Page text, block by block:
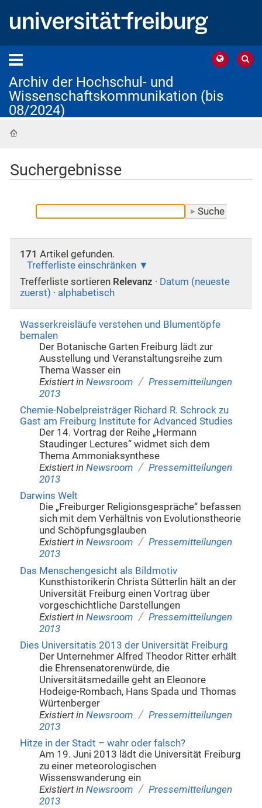
Archiv der Hochschul- und
Wissenschaftskommunikation (bis
08/2024)
Suchergebnisse
171 Artikel gefunden.
Trefferliste einschränken
Trefferliste sortieren Relevanz · Datum (neueste
zuerst) · alphabetisch
Wasserkreisläufe verstehen und Blumentöpfe
bemalen
Der Botanische Garten Freiburg lädt zur
Ausstellung und Veranstaltungsreihe zum
Thema Wasser ein
Existiert in Newsroom / Pressemitteilungen
2013
Chemie-Nobelpreisträger Richard R. Schrock zu
Gast am Freiburg Institute for Advanced Studies
Der 14. Vortrag der Reihe „Hermann
Staudinger Lectures“ widmet sich dem
Thema Ammoniaksynthese
Existiert in Newsroom / Pressemitteilungen
2013
Darwins Welt
Die „Freiburger Religionsgespräche“ befassen
sich mit dem Verhältnis von Evolutionstheorie
und Schöpfungsglauben
Existiert in Newsroom / Pressemitteilungen
2013
Das Menschengesicht als Bildmotiv
Kunsthistorikerin Christa Sütterlin hält an der
Universität Freiburg einen Vortrag über
vorgeschichtliche Darstellungen
Existiert in Newsroom / Pressemitteilungen
2013
Dies Universitatis 2013 der Universität Freiburg
Der Unternehmer Alfred Theodor Ritter erhält
die Ehrensenatorenwürde, die
Universitätsmedaille geht an Eleonore
Hodeige-Rombach, Hans Spada und Thomas
Würtenberger
Existiert in Newsroom / Pressemitteilungen
2013
Hitze in der Stadt – wahr oder falsch?
Am 19. Juni 2013 lädt die Universität Freiburg
zu einer meteorologischen
Wissenswanderung ein
Existiert in Newsroom / Pressemitteilungen
2013